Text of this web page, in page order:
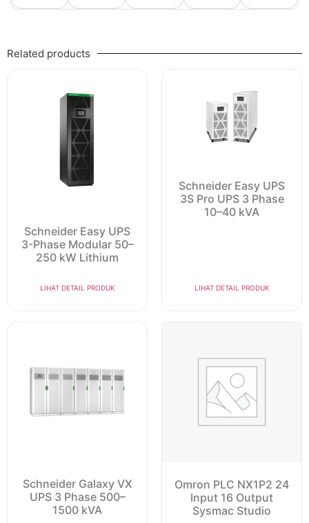
Related products
Schneider Easy UPS
3-Phase Modular 50–
250 kW Lithium
LIHAT DETAIL PRODUK
Schneider Easy UPS
3S Pro UPS 3 Phase
10–40 kVA
LIHAT DETAIL PRODUK
Schneider Galaxy VX
UPS 3 Phase 500–
1500 kVA
Omron PLC NX1P2 24
Input 16 Output
Sysmac Studio